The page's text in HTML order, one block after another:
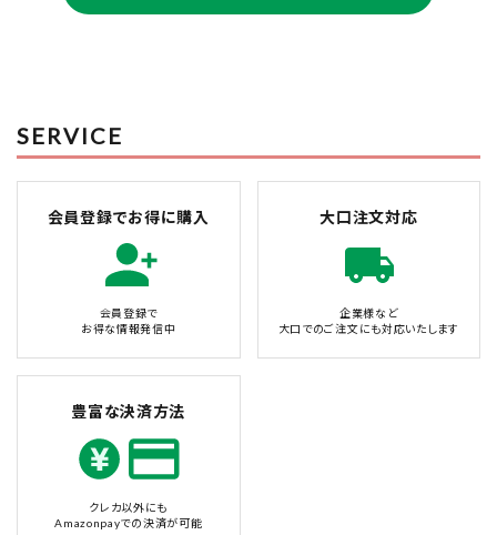
SERVICE
会員登録でお得に購入
会員登録で
お得な情報発信中
大口注文対応
企業様など
大口でのご注文にも対応いたします
豊富な決済方法
クレカ以外にも
Amazonpayでの決済が可能